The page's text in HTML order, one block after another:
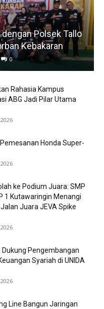
Polsek Tallo
Kebakaran
0
Rahasia Kampus
ABG Jadi Pilar Utama
Honda Super-
ke Podium Juara: SMP
1 Kutawaringin Menangi
Juara JEVA Spike
Dukung Pengembangan
Syariah di UNIDA
Line Bangun Jaringan